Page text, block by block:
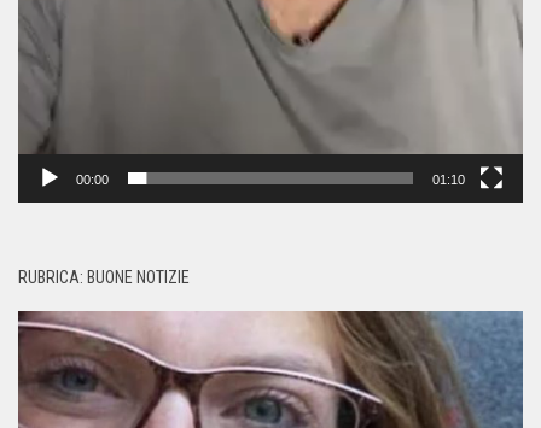
00:00 01:10
RUBRICA: BUONE NOTIZIE